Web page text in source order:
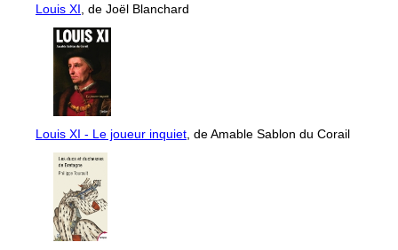
Louis XI , de Joël Blanchard
Louis XI - Le joueur inquiet , de Amable Sablon du Corail